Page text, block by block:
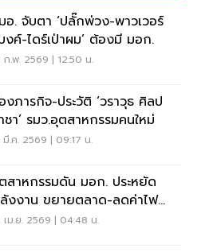
อ. จับตา ‘ปลั๊กพ่วง-พาวเวอร์
งค์-ไดร์เป่าผม’ ต้องมี มอก.
ก.พ. 2569 | 12:50 น.
งภารกิจ-ประวัติ ‘วราวุธ ศิลป
ชา’ รมว.อุตสาหกรรมคนใหม่
มี.ค. 2569 | 09:17 น.
สาหกรรมดัน มอก. ประหยัด
งงาน ขยายตลาด-ลดค่าไฟ
ะชาชน
เม.ย. 2569 | 04:48 น.